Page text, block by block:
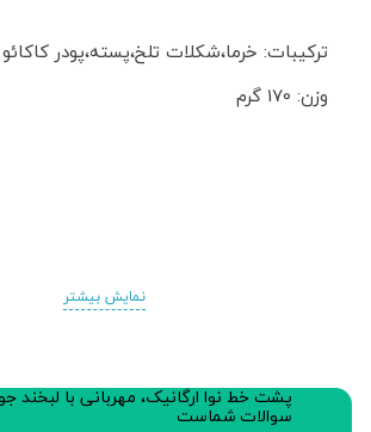
ترکیبات: خرما،شکلات تلخ،پسته،پودر کاکائو
وزن: 170 گرم
نمایش بیشتر
پشت خط نوا ارگانیک، مهربانی با لبخند
سوالات شماست